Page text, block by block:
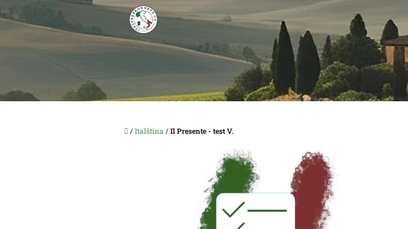
na
obsah
Domů
/Italština/Il Presente - test V.